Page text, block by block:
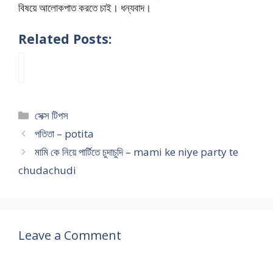
বিষয়ে আলোকপাত করতে চাই। ধন্যবাদ।
Related Posts:
ত
ব
দা
য়
Categories
সেক্স টিপস
পতিতা – potita
মামি কে নিয়ে পার্টিতে চুদাচুদি – mami ke niye party te
chudachudi
Leave a Comment